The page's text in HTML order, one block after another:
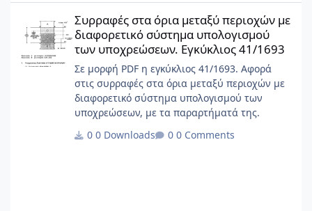
Συρραφές στα όρια μεταξύ περιοχών με
διαφορετικό σύστημα υπολογισμού
των υποχρεώσεων. Εγκύκλιος 41/1693
Σε μορφή PDF η εγκύκλιος 41/1693. Αφορά
στις συρραφές στα όρια μεταξύ περιοχών με
διαφορετικό σύστημα υπολογισμού των
υποχρεώσεων, με τα παραρτήματά της.
0 Downloads
0 Comments